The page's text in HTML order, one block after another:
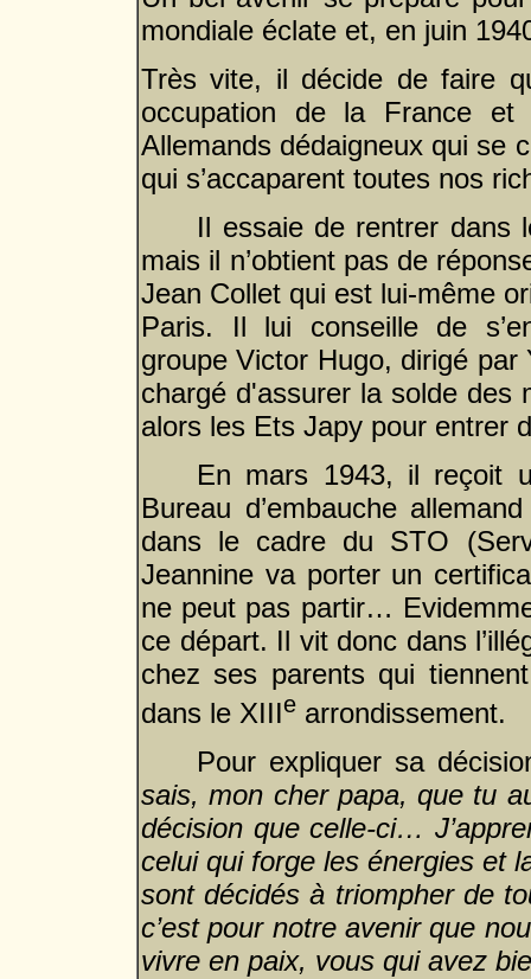
mondiale éclate et, en juin
Très vite, il décide de faire
occupation de la France
Allemands dédaigneux qui se
qui s’accaparent toutes nos
Il essaie de rentrer dans
mais il n’obtient pas de
Jean Collet qui est lui-même
Paris. Il lui conseille de
groupe Victor Hugo, dirigé
chargé d'assurer la solde des
alors les Ets Japy pour entrer
En mars 1943, il reçoit
Bureau d’embauche
dans le cadre du STO
Jeannine va porter un
ne peut pas partir…
ce départ. Il vit donc dans
chez ses parents qui
dans le XIIIe arrondissement.
Pour expliquer sa
sais, mon cher papa, que tu
décision que celle-ci…
celui qui forge les énergies et
sont décidés à triompher de
c’est pour notre avenir que
vivre en paix, vous qui avez